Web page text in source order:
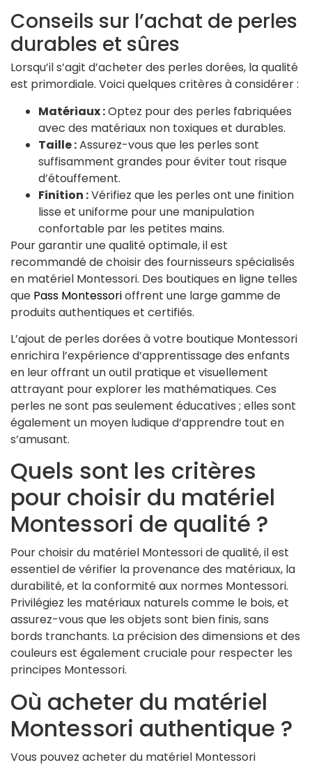
Conseils sur l’achat de perles
durables et sûres
Lorsqu’il s’agit d’acheter des perles dorées, la qualité
est primordiale. Voici quelques critères à considérer :
Matériaux :Optez pour des perles fabriquées
avec des matériaux non toxiques et durables.
Taille :Assurez-vous que les perles sont
suffisamment grandes pour éviter tout risque
d’étouffement.
Finition :Vérifiez que les perles ont une finition
lisse et uniforme pour une manipulation
confortable par les petites mains.
Pour garantir une qualité optimale, il est
recommandé de choisir des fournisseurs spécialisés
en matériel Montessori. Des boutiques en ligne telles
que Pass Montessorioffrent une large gamme de
produits authentiques et certifiés.
L’ajout de perles dorées à votre boutique Montessori
enrichira l’expérience d’apprentissage des enfants
en leur offrant un outil pratique et visuellement
attrayant pour explorer les mathématiques. Ces
perles ne sont pas seulement éducatives ; elles sont
également un moyen ludique d’apprendre tout en
s’amusant.
Quels sont les critères
pour choisir du matériel
Montessori de qualité ?
Pour choisir du matériel Montessori de qualité, il est
essentiel de vérifier la provenance des matériaux, la
durabilité, et la conformité aux normes Montessori.
Privilégiez les matériaux naturels comme le bois, et
assurez-vous que les objets sont bien finis, sans
bords tranchants. La précision des dimensions et des
couleurs est également cruciale pour respecter les
principes Montessori.
Où acheter du matériel
Montessori authentique ?
Vous pouvez acheter du matériel Montessori